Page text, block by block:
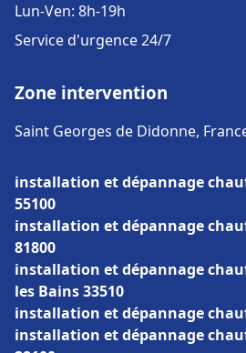
Lun-Ven: 8h-19h
Service d'urgence 24/7
Zone intervention
Saint Georges de Didonne,
installation et dépannage
55100
installation et dépannage
81800
installation et dépannage
les Bains 33510
installation et dépannage
installation et dépannage